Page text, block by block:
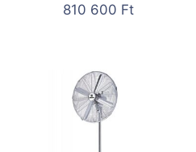
810 600 Ft